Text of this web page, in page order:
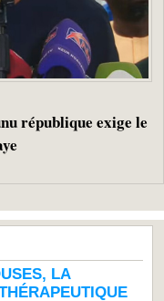
république exige le
LA